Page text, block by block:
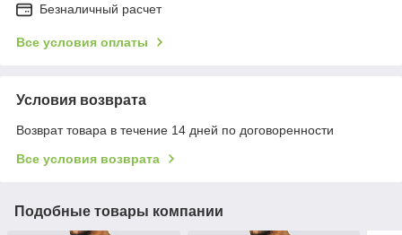
Безналичный расчет
Все условия оплаты
Условия возврата
Возврат товара в течение 14 дней по договоренности
Все условия возврата
Подобные товары компании